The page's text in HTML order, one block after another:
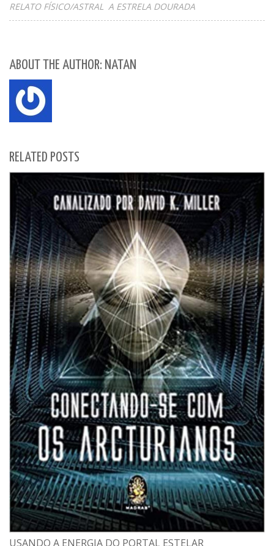
RELATO FÍSICO/ASTRAL A ESTRELA DOURADA
ABOUT THE AUTHOR: NATAN
RELATED POSTS
USANDO A ENERGIA DO PORTAL ESTELAR